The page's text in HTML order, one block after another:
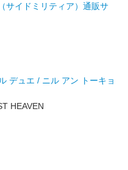
デュエ / ニル アン トーキョ
HEAVEN